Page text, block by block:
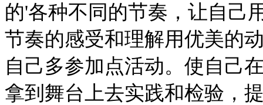
的'各种不同的节奏，让自己
节奏的感受和理解用优美的
自己多参加点活动。使自己
拿到舞台上去实践和检验，